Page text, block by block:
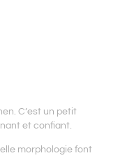
C’est un petit
et confiant.
morphologie font